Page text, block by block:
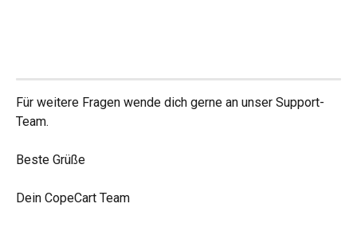
Für weitere Fragen wende dich gerne an unser Support-
Team.
Beste Grüße
Dein CopeCart Team